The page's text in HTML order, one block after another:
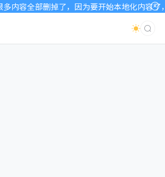
容全部删掉了，因为要开始本地化内容